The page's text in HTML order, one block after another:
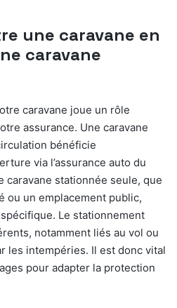
une caravane en
caravane
caravane joue un rôle
assurance. Une caravane
bénéficie
via l’assurance auto du
caravane stationnée seule, que
ou un emplacement public,
Le stationnement
notamment liés au vol ou
les intempéries. Il est donc vital
pour adapter la protection